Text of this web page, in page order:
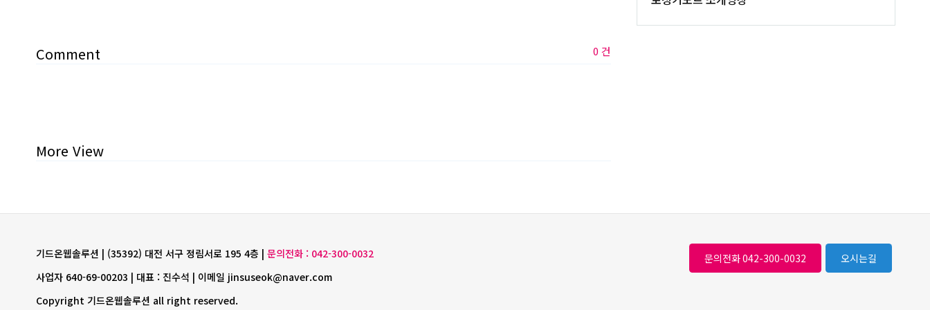
Comment 0 건
More View
문의전화 042-300-0032 오시는길
기드온웹솔루션 | (35392) 대전 서구 정림서로 195 4층 | 문의전화 : 042-300-0032
사업자 640-69-00203 | 대표 : 진수석 | 이메일 jinsuseok@naver.com
Copyright 기드온웹솔루션 all right reserved.